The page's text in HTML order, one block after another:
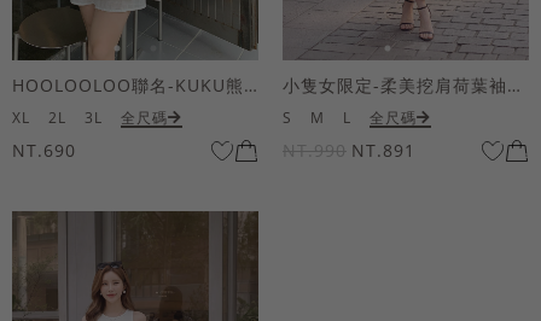
HOOLOOLOO聯名-KUKU熊蝴蝶結短袖上衣
XL 2L 3L 全尺碼
NT.690
小隻女限定-柔美挖肩荷葉袖魚尾長洋裝
S M L 全尺碼
NT.990 NT.891